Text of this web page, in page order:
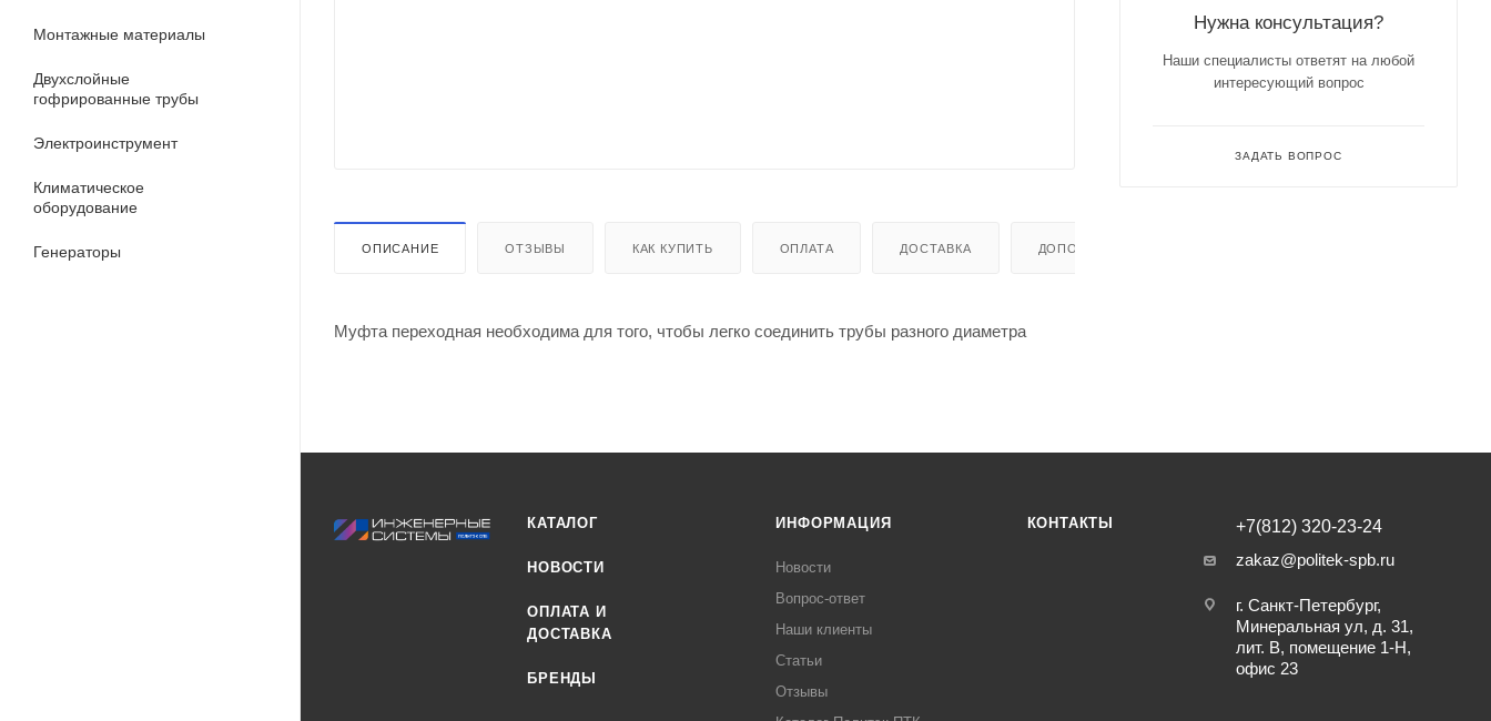
Монтажные материалы
Двухслойные
гофрированные трубы
Электроинструмент
Климатическое
оборудование
Генераторы ОПИСАНИЕ ОТЗЫВЫ КАК КУПИТЬ ОПЛАТА ДОСТАВКА ДОПОЛНИТЕЛЬНО
Муфта переходная необходима для того, чтобы легко соединить трубы разного диаметра
Нужна консультация?
Наши специалисты ответят на любой
интересующий вопрос
ЗАДАТЬ ВОПРОС
КАТАЛОГ
НОВОСТИ
ОПЛАТА И
ДОСТАВКА
БРЕНДЫ
ИНФОРМАЦИЯ
Новости
Вопрос-ответ
Наши клиенты
Статьи
Отзывы
КОНТАКТЫ
+7(812) 320-23-24
zakaz@politek-spb.ru
г. Санкт-Петербург,
Минеральная ул, д. 31,
лит. В, помещение 1-Н,
офис 23